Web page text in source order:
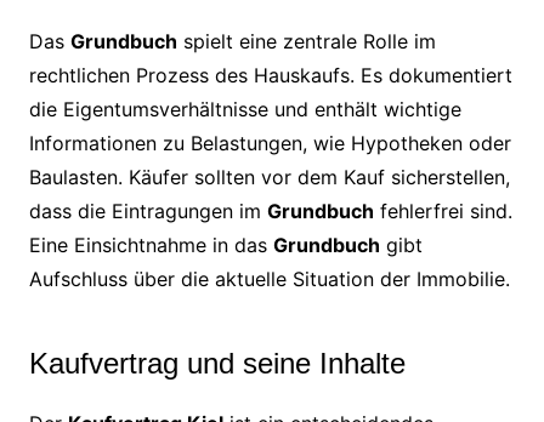
Das Grundbuch spielt eine zentrale Rolle im
rechtlichen Prozess des Hauskaufs. Es dokumentiert
die Eigentumsverhältnisse und enthält wichtige
Informationen zu Belastungen, wie Hypotheken oder
Baulasten. Käufer sollten vor dem Kauf sicherstellen,
dass die Eintragungen im Grundbuch fehlerfrei sind.
Eine Einsichtnahme in das Grundbuch gibt
Aufschluss über die aktuelle Situation der Immobilie.
Kaufvertrag und seine Inhalte